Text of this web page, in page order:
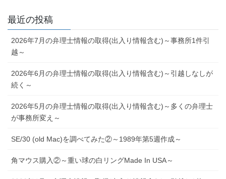
最近の投稿
2026年7月の弁理士情報の取得(出入り情報含む)～事務所1件引
越～
2026年6月の弁理士情報の取得(出入り情報含む)～引越しなしが
続く～
2026年5月の弁理士情報の取得(出入り情報含む)～多くの弁理士
が事務所変え～
SE/30 (old Mac)を調べてみた②～1989年第5週作成～
角マウス購入②～重い球の白リングMade In USA～